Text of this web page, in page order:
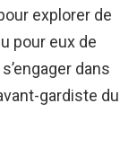
explorer de
pour eux de
dans
gardiste du